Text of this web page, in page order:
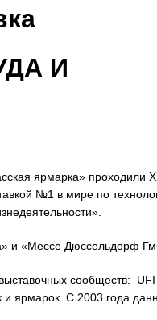
И
ярмарка» проходили
№1 в мире по
и «Мессе Дюссельдорф
сообществ:
ярмарок. С 2003 года